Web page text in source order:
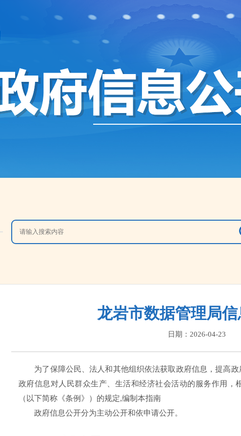
龙岩市数据管理局
日期：2026-04-23
为了保障公民、法人和其他组织依法获取政府信息，提高政
政府信息对人民群众生产、生活和经济社会活动的服务作用，
（以下简称《条例》）的规定,编制本指南
政府信息公开分为主动公开和依申请公开。